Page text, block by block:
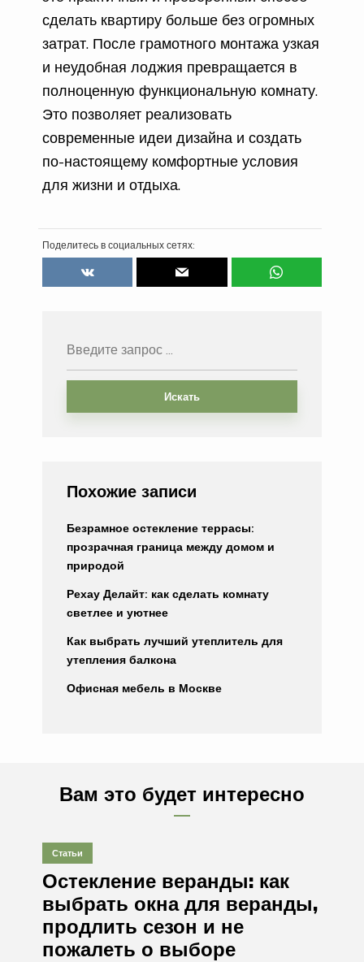
сделать квартиру больше без огромных
затрат. После грамотного монтажа узкая
и неудобная лоджия превращается в
полноценную функциональную комнату.
Это позволяет реализовать
современные идеи дизайна и создать
по-настоящему комфортные условия
для жизни и отдыха.
Поделитесь в социальных сетях:
Искать
Похожие записи
Безрамное остекление террасы:
прозрачная граница между домом и
природой
Рехау Делайт: как сделать комнату
светлее и уютнее
Как выбрать лучший утеплитель для
утепления балкона
Офисная мебель в Москве
Вам это будет интересно
Статьи
Остекление веранды: как
выбрать окна для веранды,
продлить сезон и не
пожалеть о выборе